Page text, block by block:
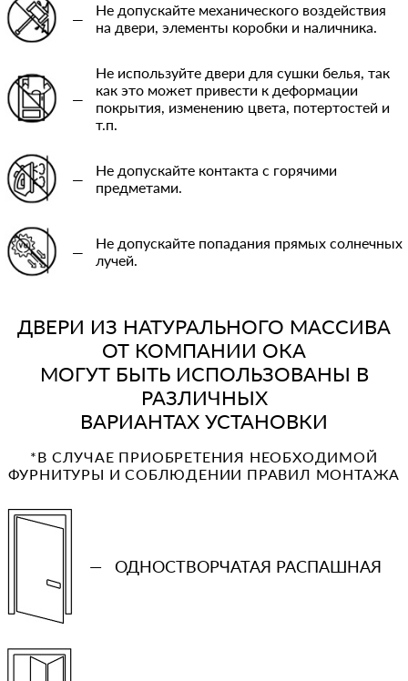
—
Не допускайте механического воздействия
на двери, элементы коробки и наличника.
—
Не используйте двери для сушки белья, так
как это может привести к деформации
покрытия, изменению цвета, потертостей и
т.п.
—
Не допускайте контакта с горячими
предметами.
—
Не допускайте попадания прямых солнечных
лучей.
ДВЕРИ ИЗ НАТУРАЛЬНОГО МАССИВА
ОТ КОМПАНИИ ОКА
МОГУТ БЫТЬ ИСПОЛЬЗОВАНЫ В
РАЗЛИЧНЫХ
ВАРИАНТАХ УСТАНОВКИ
*В СЛУЧАЕ ПРИОБРЕТЕНИЯ НЕОБХОДИМОЙ
ФУРНИТУРЫ И СОБЛЮДЕНИИ ПРАВИЛ МОНТАЖА
— ОДНОСТВОРЧАТАЯ РАСПАШНАЯ